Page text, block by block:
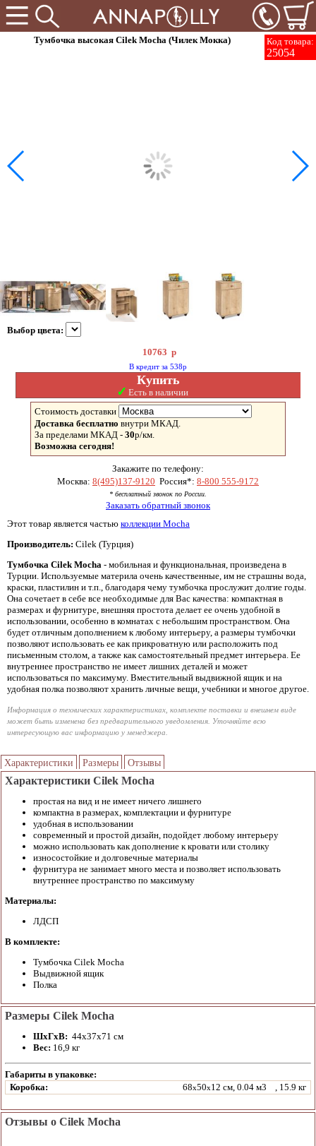
Код товара:
25054
Тумбочка высокая Cilek Mocha (Чилек Мокка)
Выбор цвета:
10763 р
В кредит за 538р
Купить
✓ Есть в наличии
Стоимость доставки
Доставка бесплатно внутри МКАД.
За пределами МКАД - 30р/км.
Возможна сегодня!
Закажите по телефону:
Москва: 8(495)137-9120 Россия*: 8-800 555-9172
* бесплатный звонок по России.
Заказать обратный звонок
Этот товар является частью коллекции Mocha
Производитель: Cilek (Турция)
Тумбочка Cilek Mocha - мобильная и функциональная, произведена в
Турции. Используемые материла очень качественные, им не страшны вода,
краски, пластилин и т.п., благодаря чему тумбочка прослужит долгие годы.
Она сочетает в себе все необходимые для Вас качества: компактная в
размерах и фурнитуре, внешняя простота делает ее очень удобной в
использовании, особенно в комнатах с небольшим пространством. Она
будет отличным дополнением к любому интерьеру, а размеры тумбочки
позволяют использовать ее как прикроватную или расположить под
письменным столом, а также как самостоятельный предмет интерьера. Ее
внутреннее пространство не имеет лишних деталей и может
использоваться по максимуму. Вместительный выдвижной ящик и на
удобная полка позволяют хранить личные вещи, учебники и многое другое.
Информация о технических характеристиках, комплекте поставки и внешнем виде
может быть изменена без предварительного уведомления. Уточняйте всю
интересующую вас информацию у менеджера.
Характеристики Размеры Отзывы
Характеристики Cilek Mocha
простая на вид и не имеет ничего лишнего
компактна в размерах, комплектации и фурнитуре
удобная в использовании
современный и простой дизайн, подойдет любому интерьеру
можно использовать как дополнение к кровати или столику
износостойкие и долговечные материалы
фурнитура не занимает много места и позволяет использовать
внутреннее пространство по максимуму
Материалы:
ЛДСП
В комплекте:
Тумбочка Cilek Mocha
Выдвижной ящик
Полка
Размеры Cilek Mocha
ШхГхВ: ​ 44х37х71 см
Вес: 16,9 кг
Габариты в упаковке:
Коробка:
68x50x12 см, 0.04 м3 , 15.9 кг
Отзывы о Cilek Mocha